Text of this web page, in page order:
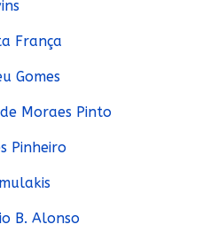
França
Gomes
Moraes Pinto
Pinheiro
B. Alonso